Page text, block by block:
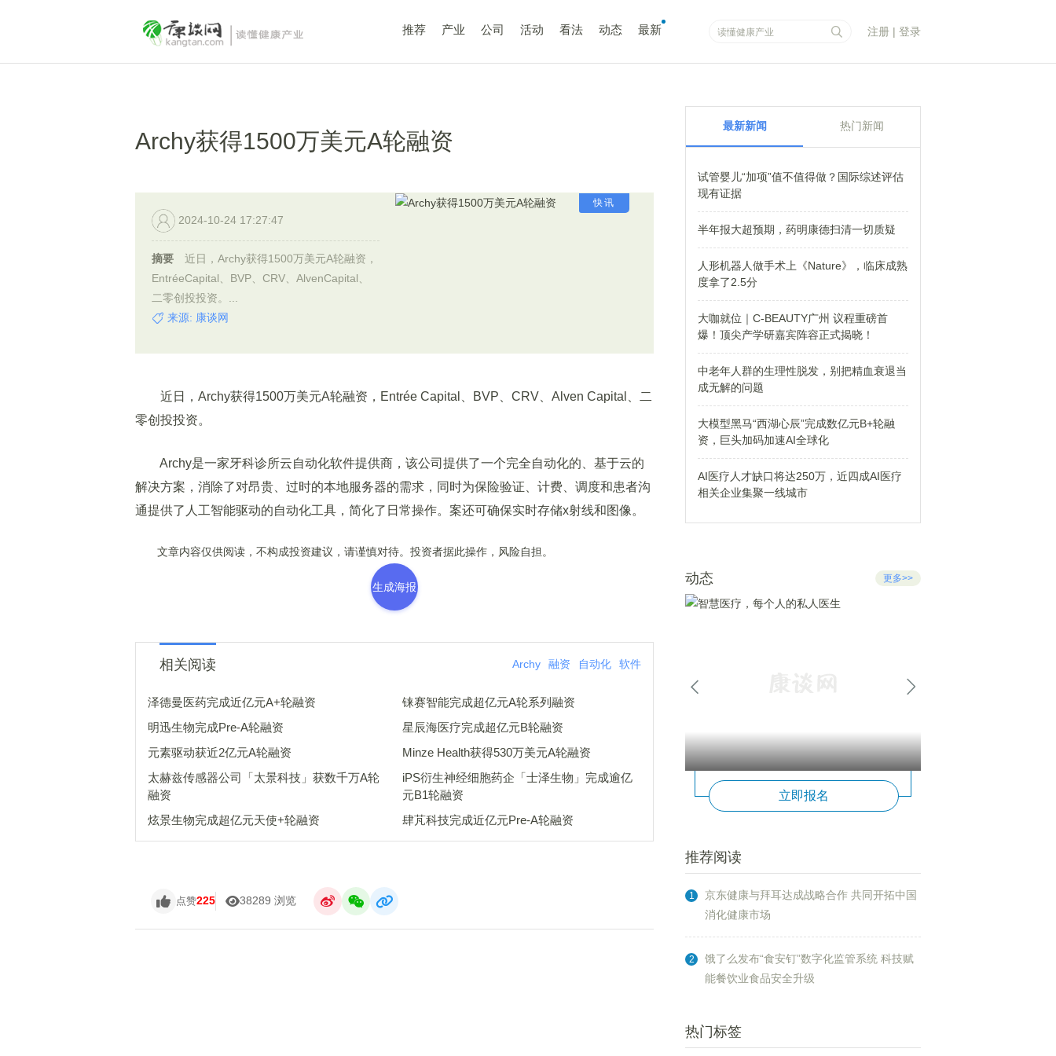
推荐 产业 公司 活动 看法 动态 最新 注册 | 登录
Archy获得1500万美元A轮融资
快讯
2024-10-24 17:27:47
摘要
近日，Archy获得1500万美元A轮融资，
EntréeCapital、BVP、CRV、AlvenCapital、
二零创投投资。...
来源: 康谈网
近日，Archy获得1500万美元A轮融资，Entrée Capital、BVP、CRV、Alven Capital、二
零创投投资。
Archy是一家牙科诊所云自动化软件提供商，该公司提供了一个完全自动化的、基于云的
解决方案，消除了对昂贵、过时的本地服务器的需求，同时为保险验证、计费、调度和患者沟
通提供了人工智能驱动的自动化工具，简化了日常操作。案还可确保实时存储x射线和图像。
文章内容仅供阅读，不构成投资建议，请谨慎对待。投资者据此操作，风险自担。
生成海报
相关阅读 Archy 融资 自动化 软件
泽德曼医药完成近亿元A+轮融资
铼赛智能完成超亿元A轮系列融资
明迅生物完成Pre-A轮融资
星辰海医疗完成超亿元B轮融资
元素驱动获近2亿元A轮融资
Minze Health获得530万美元A轮融资
太赫兹传感器公司「太景科技」获数千万A轮
融资
iPS衍生神经细胞药企「士泽生物」完成逾亿
元B1轮融资
炫景生物完成超亿元天使+轮融资
肆芃科技完成近亿元Pre-A轮融资
点赞225 38289 浏览
最新新闻 热门新闻
试管婴儿“加项”值不值得做？国际综述评估
现有证据
半年报大超预期，药明康德扫清一切质疑
人形机器人做手术上《Nature》，临床成熟
度拿了2.5分
大咖就位｜C-BEAUTY广州 议程重磅首
爆！顶尖产学研嘉宾阵容正式揭晓！
中老年人群的生理性脱发，别把精血衰退当
成无解的问题
大模型黑马“西湖心辰”完成数亿元B+轮融
资，巨头加码加速AI全球化
AI医疗人才缺口将达250万，近四成AI医疗
相关企业集聚一线城市
动态 更多>>
立即报名
推荐阅读
1
京东健康与拜耳达成战略合作 共同开拓中国
消化健康市场
2
饿了么发布“食安钉”数字化监管系统 科技赋
能餐饮业食品安全升级
热门标签